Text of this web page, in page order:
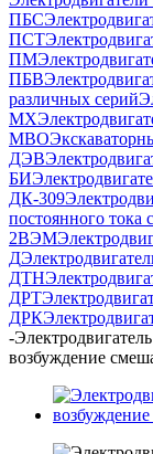
ПБС
ПСТ
ПМ
ПБВ
различных серий
MX
MBO
ДЭВ
БИ
ДК-309
постоянного
2ВЭМ
Д
ДТН
ДРТ
ДРК
-
возбуждение